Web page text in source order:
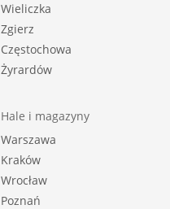
Wieliczka
Zgierz
Częstochowa
Żyrardów
Hale i magazyny
Warszawa
Kraków
Wrocław
Poznań